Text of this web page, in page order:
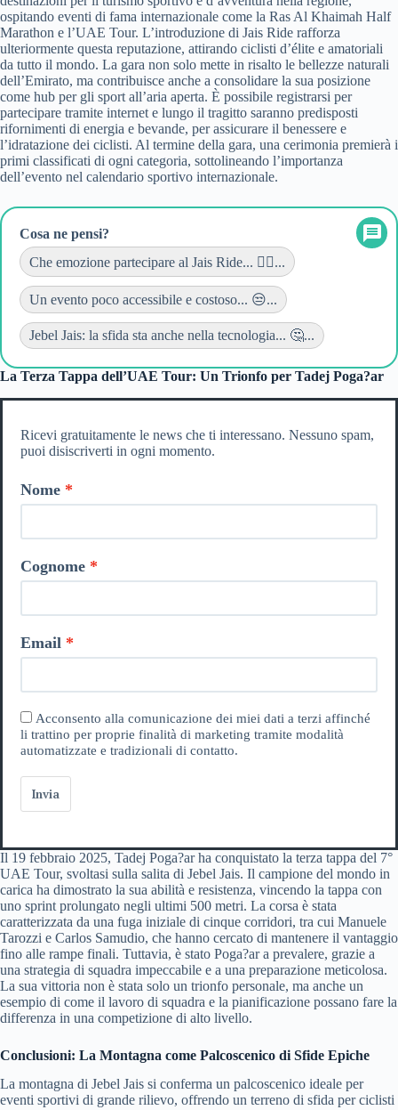
ospitando eventi di fama internazionale come la Ras Al Khaimah Half
Marathon e l’UAE Tour. L’introduzione di Jais Ride rafforza
ulteriormente questa reputazione, attirando ciclisti d’élite e amatoriali
da tutto il mondo. La gara non solo mette in risalto le bellezze naturali
dell’Emirato, ma contribuisce anche a consolidare la sua posizione
come hub per gli sport all’aria aperta. È possibile registrarsi per
partecipare tramite internet e lungo il tragitto saranno predisposti
rifornimenti di energia e bevande, per assicurare il benessere e
l’idratazione dei ciclisti. Al termine della gara, una cerimonia premierà i
primi classificati di ogni categoria, sottolineando l’importanza
dell’evento nel calendario sportivo internazionale.
Cosa ne pensi?
Che emozione partecipare al Jais Ride... 🚴‍♂️...
Un evento poco accessibile e costoso... 😒...
Jebel Jais: la sfida sta anche nella tecnologia... 🤔...
La Terza Tappa dell’UAE Tour: Un Trionfo per Tadej Poga?ar
Ricevi gratuitamente le news che ti interessano. Nessuno spam,
puoi disiscriverti in ogni momento.
Nome
Cognome
Email
Acconsento alla comunicazione dei miei dati a terzi affinché
li trattino per proprie finalità di marketing tramite modalità
automatizzate e tradizionali di contatto.
Invia
Il 19 febbraio 2025, Tadej Poga?ar ha conquistato la terza tappa del 7°
UAE Tour, svoltasi sulla salita di Jebel Jais. Il campione del mondo in
carica ha dimostrato la sua abilità e resistenza, vincendo la tappa con
uno sprint prolungato negli ultimi 500 metri. La corsa è stata
caratterizzata da una fuga iniziale di cinque corridori, tra cui Manuele
Tarozzi e Carlos Samudio, che hanno cercato di mantenere il vantaggio
fino alle rampe finali. Tuttavia, è stato Poga?ar a prevalere, grazie a
una strategia di squadra impeccabile e a una preparazione meticolosa.
La sua vittoria non è stata solo un trionfo personale, ma anche un
esempio di come il lavoro di squadra e la pianificazione possano fare la
differenza in una competizione di alto livello.
Conclusioni: La Montagna come Palcoscenico di Sfide Epiche
La montagna di Jebel Jais si conferma un palcoscenico ideale per
eventi sportivi di grande rilievo, offrendo un terreno di sfida per ciclisti